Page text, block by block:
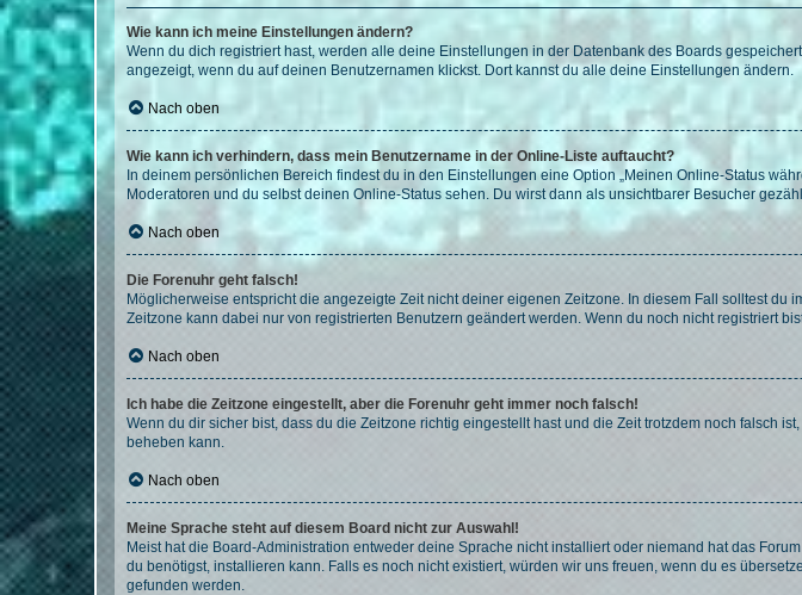
Wie kann ich meine Einstellungen ändern?
Wenn du dich registriert hast, werden alle deine Einstellungen in der Datenbank des Boards
angezeigt, wenn du auf deinen Benutzernamen klickst. Dort kannst du alle deine Einstellungen ändern.
Nach oben
Wie kann ich verhindern, dass mein Benutzername in der Online-Liste auftaucht?
In deinem persönlichen Bereich findest du in den Einstellungen eine Option „Meinen Online-Status
Moderatoren und du selbst deinen Online-Status sehen. Du wirst dann als unsichtbarer Besucher
Nach oben
Die Forenuhr geht falsch!
Möglicherweise entspricht die angezeigte Zeit nicht deiner eigenen Zeitzone. In diesem Fall solltest du
Zeitzone kann dabei nur von registrierten Benutzern geändert werden. Wenn du noch nicht registriert
Nach oben
Ich habe die Zeitzone eingestellt, aber die Forenuhr geht immer noch falsch!
Wenn du dir sicher bist, dass du die Zeitzone richtig eingestellt hast und die Zeit trotzdem noch falsch
beheben kann.
Nach oben
Meine Sprache steht auf diesem Board nicht zur Auswahl!
Meist hat die Board-Administration entweder deine Sprache nicht installiert oder niemand hat das
du benötigst, installieren kann. Falls es noch nicht existiert, würden wir uns freuen, wenn du es
gefunden werden.